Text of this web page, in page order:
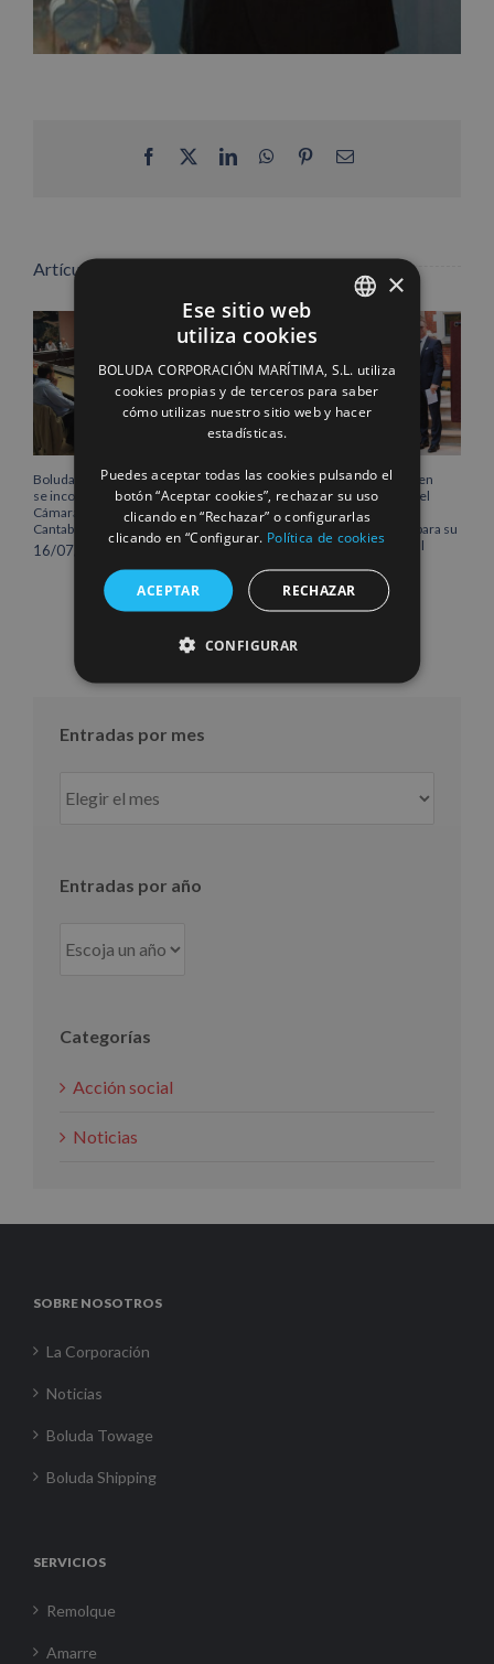
Facebook LinkedInWhatsApp
PinterestCorreo
Artículos relacionados
Boluda Corporación Marítima
se incorpora al Pleno de la
Cámara de Comercio de
Cantabria
16/07/2026
Boluda inaugura su sede en
Róterdam, consolidando el
norte de Europa como un
centro estratégico clave para su
crecimiento internacional
10/07/2026
Entradas por mes
por
Entradas por año
Categorías
Acción social
Noticias
SOBRE NOSOTROS
La Corporación
Noticias
Boluda Towage
Boluda Shipping
SERVICIOS
Remolque
Amarre
ENGLISH
FRENCH
×
Ese sitio web
utiliza cookies
BOLUDA CORPORACIÓN MARÍTIMA, S.L. utiliza
cookies propias y de terceros para saber
cómo utilizas nuestro sitio web y hacer
estadísticas.
Puedes aceptar todas las cookies pulsando el
botón “Aceptar cookies”, rechazar su uso
clicando en “Rechazar” o configurarlas
clicando en “Configurar. Política de cookies
ACEPTAR RECHAZAR
CONFIGURAR